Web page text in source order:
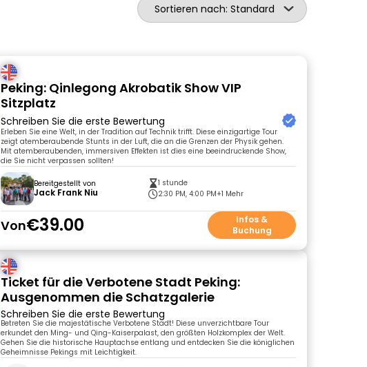
Sortieren nach: Standard
Peking: Qinlegong Akrobatik Show VIP
Sitzplatz
Schreiben Sie die erste Bewertung
Erleben Sie eine Welt, in der Tradition auf Technik trifft. Diese einzigartige Tour
zeigt atemberaubende Stunts in der Luft, die an die Grenzen der Physik gehen.
Mit atemberaubenden, immersiven Effekten ist dies eine beeindruckende Show,
die Sie nicht verpassen sollten!
Bereitgestellt von
Jack Frank Niu
1 stunde
2:30 PM, 4:00 PM+1 Mehr
Von€39.00
Infos &
Buchung
Ticket für die Verbotene Stadt Peking:
Ausgenommen die Schatzgalerie
Schreiben Sie die erste Bewertung
Betreten Sie die majestätische Verbotene Stadt! Diese unverzichtbare Tour
erkundet den Ming- und Qing-Kaiserpalast, den größten Holzkomplex der Welt.
Gehen Sie die historische Hauptachse entlang und entdecken Sie die königlichen
Geheimnisse Pekings mit Leichtigkeit.